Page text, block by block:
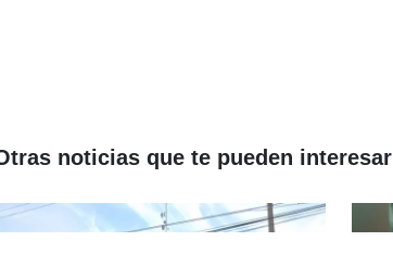
noticias que te pueden interesar